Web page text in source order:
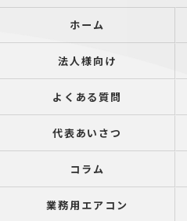
ホーム
法人様向け
よくある質問
代表あいさつ
コラム
業務用エアコン